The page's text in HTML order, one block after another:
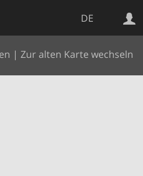
DE
| Zur alten Karte wechseln